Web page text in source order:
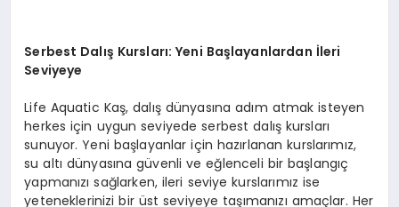
Serbest Dalış Kursları: Yeni Başlayanlardan İleri
Seviyeye
Life Aquatic Kaş, dalış dünyasına adım atmak isteyen
herkes için uygun seviyede serbest dalış kursları
sunuyor. Yeni başlayanlar için hazırlanan kurslarımız,
su altı dünyasına güvenli ve eğlenceli bir başlangıç
yapmanızı sağlarken, ileri seviye kurslarımız ise
yeteneklerinizi bir üst seviyeye taşımanızı amaçlar. Her